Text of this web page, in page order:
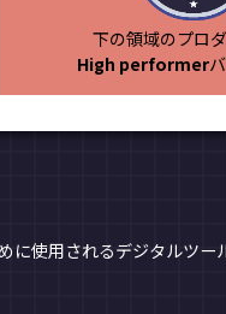
下の領域のプロ
High performer
に使用されるデジタルツ